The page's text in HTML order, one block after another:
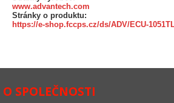
www.advantech.com
Stránky o produktu:
https://e-shop.fccps.cz/ds/ADV/ECU-
O SPOLEČNOSTI